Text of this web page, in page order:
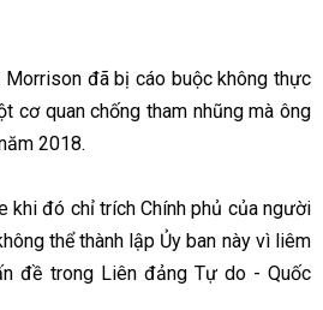
đã bị cáo buộc không thực
cơ quan chống tham nhũng mà ông
2018.
khi đó chỉ trích Chính phủ của người
thể thành lập Ủy ban này vì liêm
đề trong Liên đảng Tự do - Quốc